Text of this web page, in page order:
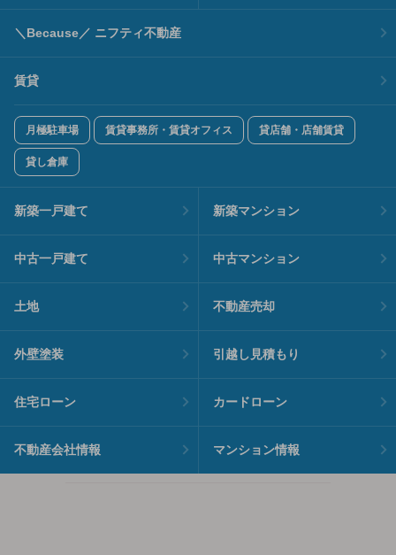
＼Because／ ニフティ不動産
賃貸
月極駐車場 賃貸事務所・賃貸オフィス 貸店舗・店舗賃貸
貸し倉庫
新築一戸建て 新築マンション
中古一戸建て 中古マンション
土地 不動産売却
外壁塗装 引越し見積もり
住宅ローン カードローン
不動産会社情報 マンション情報